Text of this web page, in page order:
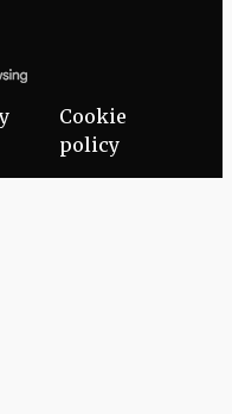
Cookie
policy